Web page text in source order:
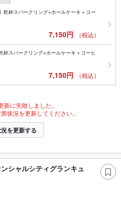
乾杯スパークリング+ホールケーキ＋コー
7,150円 （税込）
杯スパークリング+ホールケーキ＋コーヒ
7,150円 （税込）
新に失敗しました。
状況を更新してください。
を更新する
シャルシティグランキュ